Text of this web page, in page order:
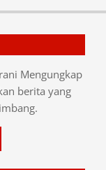
Mengungkap
berita yang